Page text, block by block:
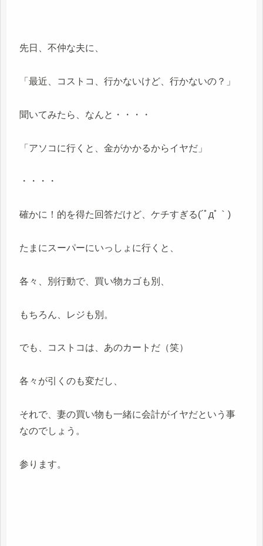
先日、不仲な夫に、
「最近、コストコ、行かないけど、行かないの？」
聞いてみたら、なんと・・・・
「アソコに行くと、金がかかるからイヤだ」
・・・・
確かに！的を得た回答だけど、ケチすぎる(´ﾟдﾟ｀)
たまにスーパーにいっしょに行くと、
各々、別行動で、買い物カゴも別、
もちろん、レジも別。
でも、コストコは、あのカートだ（笑）
各々が引くのも変だし、
それで、妻の買い物も一緒に会計がイヤだという事
なのでしょう。
参ります。